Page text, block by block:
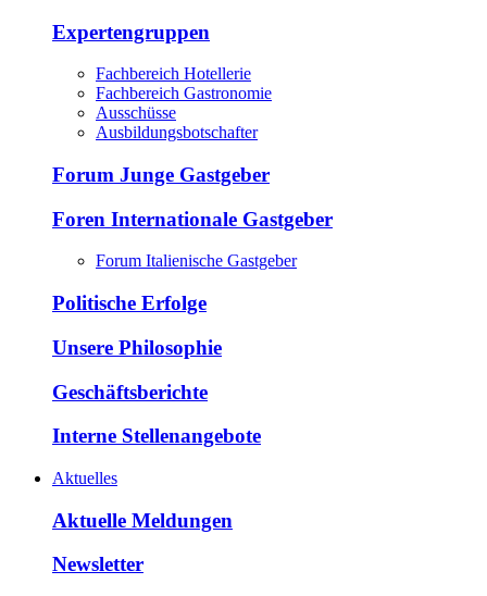
Expertengruppen
Fachbereich Hotellerie
Fachbereich Gastronomie
Ausschüsse
Ausbildungsbotschafter
Forum Junge Gastgeber
Foren Internationale Gastgeber
Forum Italienische Gastgeber
Politische Erfolge
Unsere Philosophie
Geschäftsberichte
Interne Stellenangebote
Aktuelles
Aktuelle Meldungen
Newsletter